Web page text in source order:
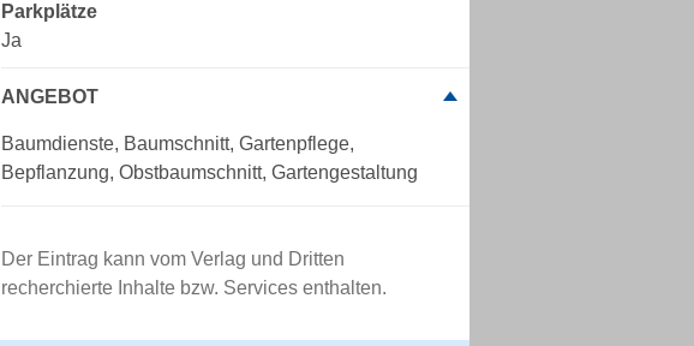
Parkplätze
Ja
ANGEBOT
Baumdienste, Baumschnitt, Gartenpflege,
Bepflanzung, Obstbaumschnitt, Gartengestaltung
Der Eintrag kann vom Verlag und Dritten
recherchierte Inhalte bzw. Services enthalten.